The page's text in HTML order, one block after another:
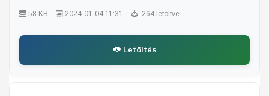
58 KB 2024-01-04 11:31 264 letöltve
Letöltés